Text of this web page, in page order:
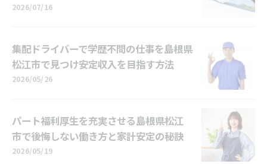
2026/07/16
集配ドライバーで学歴不問の仕事を島根県
松江市で見つけ安定収入を目指す方法
2026/05/26
パート福利厚生を充実させる島根県松江
市で後悔しない働き方と家計安定の秘訣
2026/05/19